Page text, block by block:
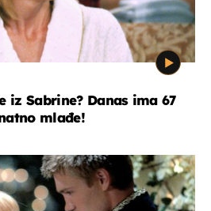
iz Sabrine? Danas ima 67
mlađe!